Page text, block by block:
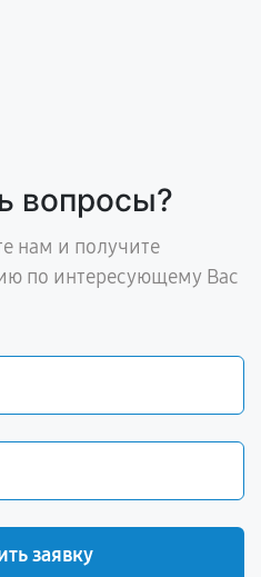
вопросы?
нам и получите
по интересующему Вас
заявку